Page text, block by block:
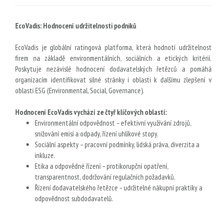
EcoVadis: Hodnocení udržitelnosti podniků
EcoVadis je globální ratingová platforma, která hodnotí udržitelnost
firem na základě environmentálních, sociálních a etických kritérií.
Poskytuje nezávislé hodnocení dodavatelských řetězců a pomáhá
organizacím identifikovat silné stránky i oblasti k dalšímu zlepšení v
oblasti ESG (Environmental, Social, Governance).
Hodnocení EcoVadis vychází ze čtyř klíčových oblastí:
Environmentální odpovědnost – efektivní využívání zdrojů,
snižování emisí a odpady, řízení uhlíkové stopy.
Sociální aspekty – pracovní podmínky, lidská práva, diverzita a
inkluze.
Etika a odpovědné řízení – protikorupční opatření,
transparentnost, dodržování regulačních požadavků.
Řízení dodavatelského řetězce – udržitelné nákupní praktiky a
odpovědnost subdodavatelů.